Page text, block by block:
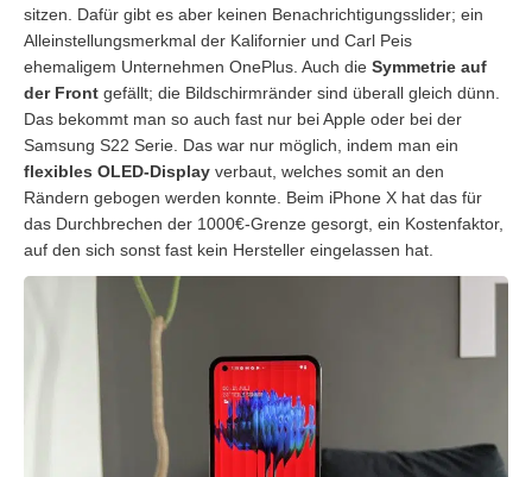
sitzen. Dafür gibt es aber keinen Benachrichtigungsslider; ein
Alleinstellungsmerkmal der Kalifornier und Carl Peis
ehemaligem Unternehmen OnePlus. Auch die Symmetrie auf
der Front gefällt; die Bildschirmränder sind überall gleich dünn.
Das bekommt man so auch fast nur bei Apple oder bei der
Samsung S22 Serie. Das war nur möglich, indem man ein
flexibles OLED-Display verbaut, welches somit an den
Rändern gebogen werden konnte. Beim iPhone X hat das für
das Durchbrechen der 1000€-Grenze gesorgt, ein Kostenfaktor,
auf den sich sonst fast kein Hersteller eingelassen hat.